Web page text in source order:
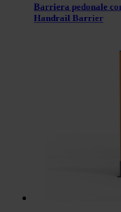
Barriera pedonale
Handrail Barrier